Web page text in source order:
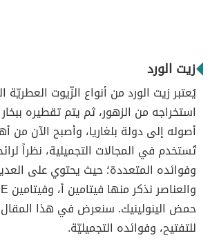
زيت الورد
يُعتبر زيت الورد من أنواع الزّيوت العطريّة
استخراجه من الزهور، ثم يتم تقطيره
أصوله إلى دولة بلغاريا، وأصبح الآن من
تُستخدم في المجالات التجميلية، نظراً
وفوائده المتعددة؛ حيث يحتوي على
حمض الينولينيك. سنعرض في هذا المقال
للتفتيح، وفوائده التجميليّة.